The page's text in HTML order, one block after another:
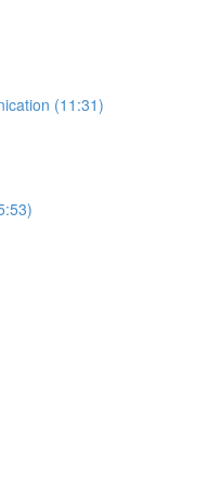
(11:31)